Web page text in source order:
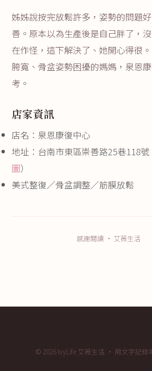
姊姊說按完放鬆許多，姿勢的問題
善。原本以為生產後是自己胖了，
在作怪，這下解決了、她開心得很
胯寬、骨盆姿勢困擾的媽媽，泉恩
考。
店家資訊
店名：泉恩康復中心
地址：台南市東區崇善路25巷118號
圖）
美式整復／骨盆調整／筋膜放鬆
感謝閱讀 · 艾薇生活
© 2026 IvyLife 艾薇生活 · 用文字記錄